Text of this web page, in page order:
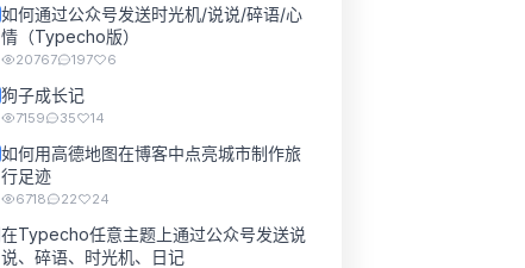
如何通过公众号发送时光机/说说/碎语/心
情（Typecho版）
20767 197 6
狗子成长记
7159 35 14
如何用高德地图在博客中点亮城市制作旅
行足迹
6718 22 24
在Typecho任意主题上通过公众号发送说
说、碎语、时光机、日记